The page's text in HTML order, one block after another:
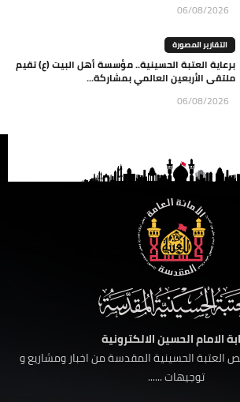
06/08/2026
التقارير المصورة
برعاية العتبة الحسينية.. مؤسسة أهل البيت (ع) تقيم
ملتقى الأربعين العالمي بمشاركة...
06/08/2026
الامام الحسين الالكترونية
العتبة الحسينية المقدسة من اخبار ومشاريع و
توجيهات ......